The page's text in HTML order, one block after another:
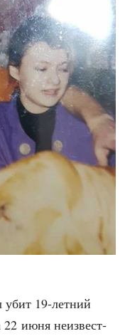
19-лет­ний
июня неиз­вест­